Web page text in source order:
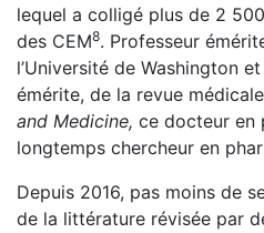
lequel a colligé plus de 2
des CEM8. Professeur
l’Université de Washington
émérite, de la revue médicale
and Medicine, ce docteur en
longtemps chercheur en
Depuis 2016, pas moins de
de la littérature révisée par